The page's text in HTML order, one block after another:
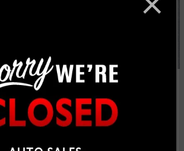
下さっていたＫ様、他と被らない
事でシエナを見にご来店頂きまし